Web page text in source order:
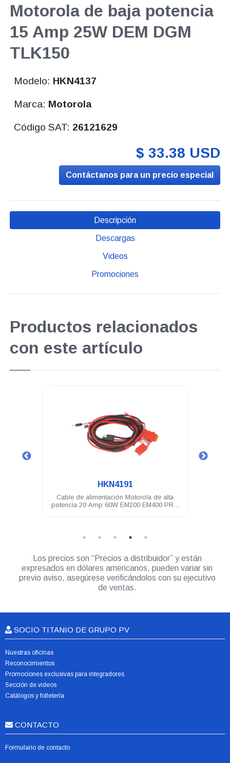
Motorola de baja potencia
15 Amp 25W DEM DGM
TLK150
Modelo: HKN4137
Marca: Motorola
Código SAT: 26121629
$ 33.38 USD
Contáctanos para un precio especial
Descripción
Descargas
Videos
Promociones
Productos relacionados
con este artículo
HKN4191
Cable de alimentación Motorola de alta
potencia 20 Amp 60W EM200 EM400 PRO
Los precios son “Precios a distribuidor” y están
expresados en dólares americanos, pueden variar sin
previo aviso, asegúrese verificándolos con su ejecutivo
de ventas.
SOCIO TITANIO DE GRUPO PV
Nuestras oficinas
Reconocimientos
Promociones exclusivas para integradores
Sección de videos
Catálogos y folletería
CONTACTO
Formulario de contacto